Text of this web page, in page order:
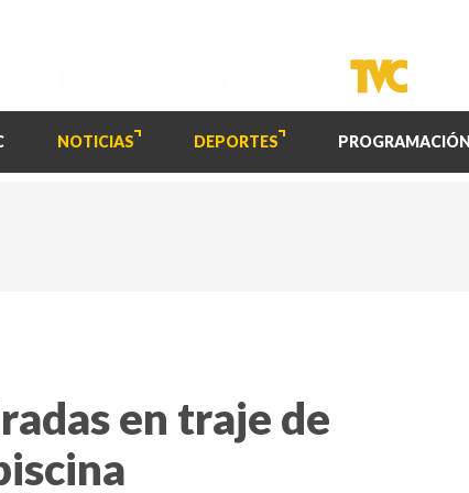
NOTICIAS DEPORTES PROGRAMACIÓN
en traje de